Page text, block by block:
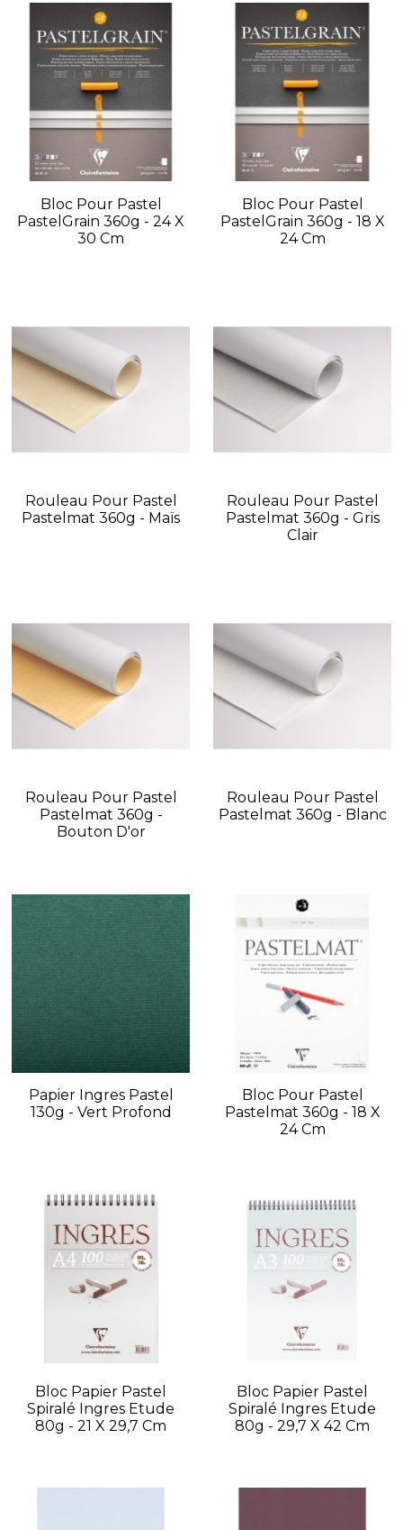
Bloc Pour Pastel
PastelGrain 360g - 24 X
30 Cm
Bloc Pour Pastel
PastelGrain 360g - 18 X
24 Cm
Rouleau Pour Pastel
Pastelmat 360g - Maïs
Rouleau Pour Pastel
Pastelmat 360g - Gris
Clair
Rouleau Pour Pastel
Pastelmat 360g -
Bouton D'or
Rouleau Pour Pastel
Pastelmat 360g - Blanc
Papier Ingres Pastel
130g - Vert Profond
Bloc Pour Pastel
Pastelmat 360g - 18 X
24 Cm
Bloc Papier Pastel
Spiralé Ingres Etude
80g - 21 X 29,7 Cm
Bloc Papier Pastel
Spiralé Ingres Etude
80g - 29,7 X 42 Cm